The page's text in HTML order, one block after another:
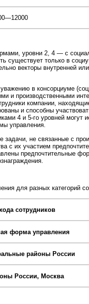
уровни 2, 4 — с
существует только в
векторы внутренней
в консорциуме
и производственными
компании,
и способны
4 и 5-го уровней могут
управления.
не связанные с
с их участием
предпочтительные
для разных категорий
сотрудников
форма управления
районы России
России, Москва